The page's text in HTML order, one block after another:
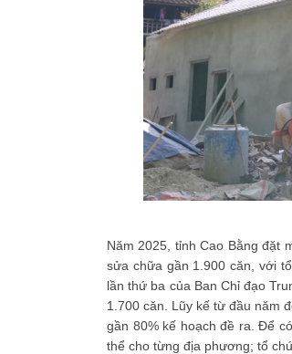
Năm 2025, tỉnh Cao Bằng đặt
sửa chữa gần 1.900 căn, với
lần thứ ba của Ban Chỉ đạo
1.700 căn. Lũy kế từ đầu năm
gần 80% kế hoạch đề ra. Để
thể cho từng địa phương; tổ